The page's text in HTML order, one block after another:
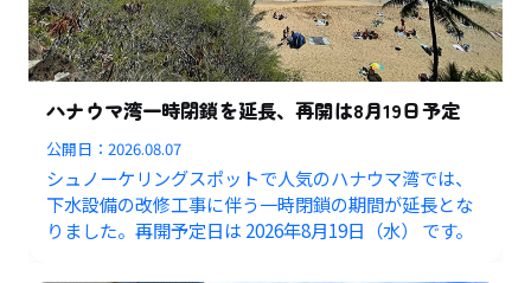
ハナウマ湾一時閉鎖を延長、再開は8月19日予定
公開日：2026.08.07
シュノーケリングスポットで人気のハナウマ湾では、
下水設備の改修工事に伴う一時閉鎖の期間が延長とな
りました。再開予定日は 2026年8月19日（水） です。